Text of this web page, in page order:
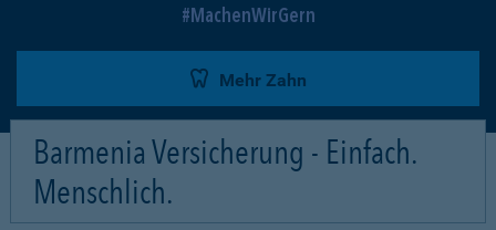
MachenWirGern
Mehr Zahn
Barmenia Versicherung - Einfach.
Menschlich.